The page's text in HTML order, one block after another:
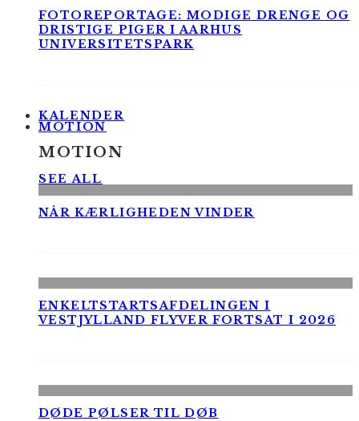
FOTOREPORTAGE: MODIGE DRENGE OG
DRISTIGE PIGER I AARHUS
UNIVERSITETSPARK
KALENDER
MOTION
MOTION
SEE ALL
NÅR KÆRLIGHEDEN VINDER
ENKELTSTARTSAFDELINGEN I
VESTJYLLAND FLYVER FORTSAT I 2026
DØDE PØLSER TIL DØB